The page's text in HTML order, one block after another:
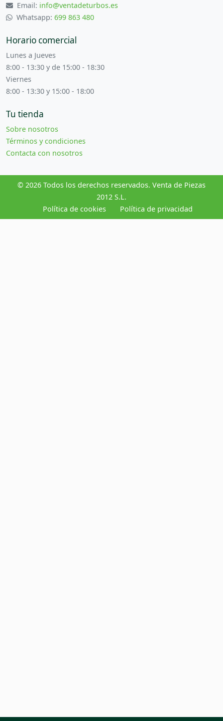
Email: info@ventadeturbos.es
Whatsapp: 699 863 480
Horario comercial
Lunes a Jueves
8:00 - 13:30 y de 15:00 - 18:30
Viernes
8:00 - 13:30 y 15:00 - 18:00
Tu tienda
Sobre nosotros
Términos y condiciones
Contacta con nosotros
© 2026 Todos los derechos reservados. Venta de Piezas
2012 S.L.
Política de cookies
Política de privacidad